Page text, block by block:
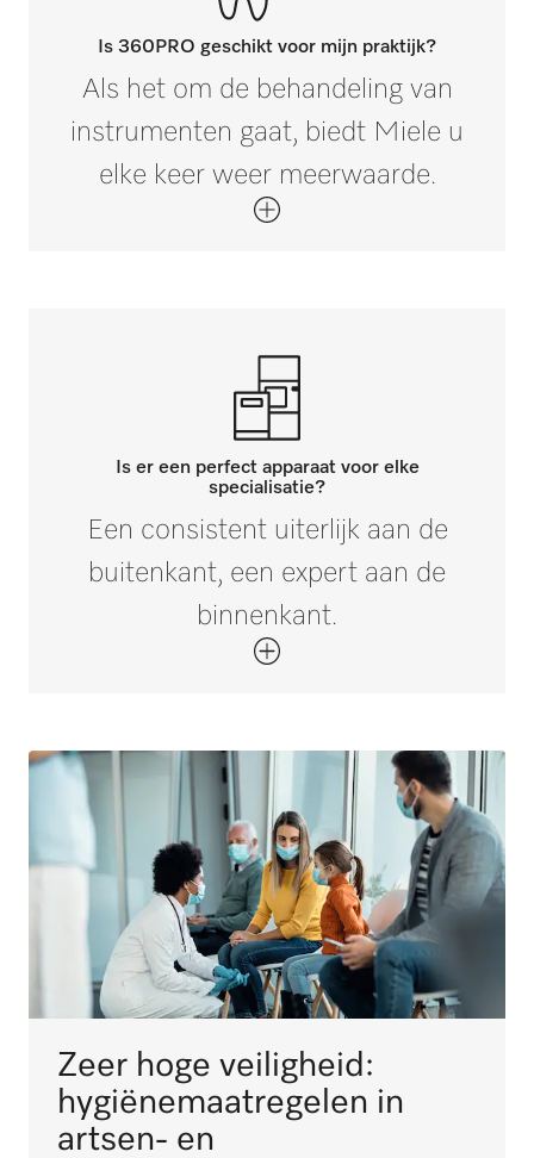
Is 360PRO geschikt voor mijn praktijk?
Als het om de behandeling van
instrumenten gaat, biedt Miele u
elke keer weer meerwaarde.
Is er een perfect apparaat voor elke
specialisatie?
Een consistent uiterlijk aan de
buitenkant, een expert aan de
binnenkant.
Zeer hoge veiligheid:
hygiënemaatregelen in
artsen- en